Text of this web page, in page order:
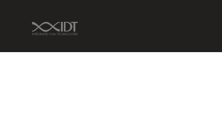
IDT Link